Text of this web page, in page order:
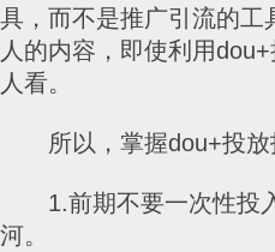
具，而不是推广引流的工
人的内容，即使利用
人看。
所以，掌握dou+投放
1.前期不要一次性投入
河。